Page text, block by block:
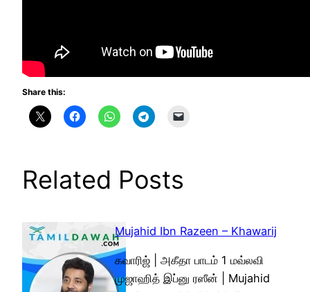
Share this:
Related Posts
Mujahid Ibn Razeen – Khawarij
கவாரிஜ் | அகீதா பாடம் 1 மவ்லவி
முஜாஹித் இப்னு ரஸீன் | Mujahid